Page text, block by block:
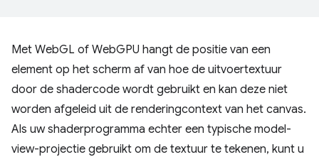
Met WebGL of WebGPU hangt de positie van een
element op het scherm af van hoe de uitvoertextuur
door de shadercode wordt gebruikt en kan deze niet
worden afgeleid uit de renderingcontext van het canvas.
Als uw shaderprogramma echter een typische model-
view-projectie gebruikt om de textuur te tekenen, kunt u